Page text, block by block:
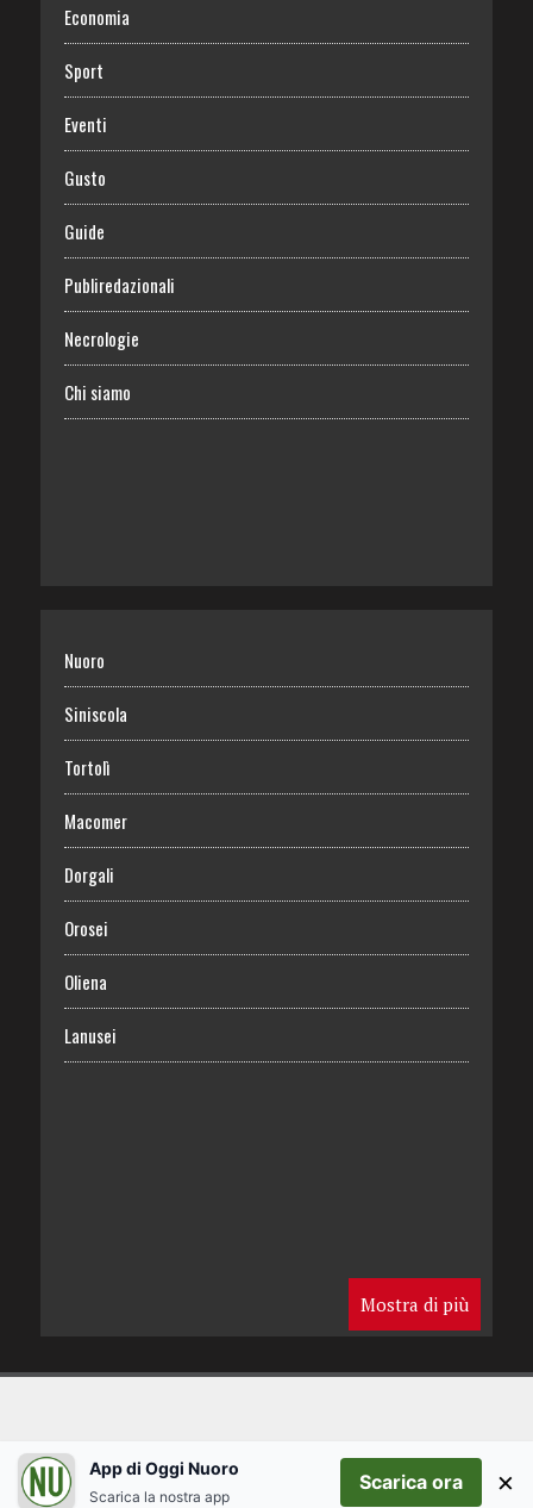
Economia
Sport
Eventi
Gusto
Guide
Publiredazionali
Necrologie
Chi siamo
Nuoro
Siniscola
Tortolì
Macomer
Dorgali
Orosei
Oliena
Lanusei
Mostra di più
App di Oggi Nuoro
Scarica la nostra app
Scarica ora ×